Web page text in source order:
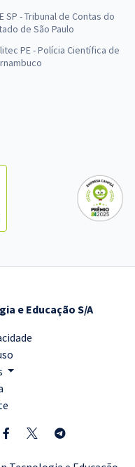
SP - Tribunal de Contas do
de São Paulo
PE - Polícia Científica de
e Educação S/A